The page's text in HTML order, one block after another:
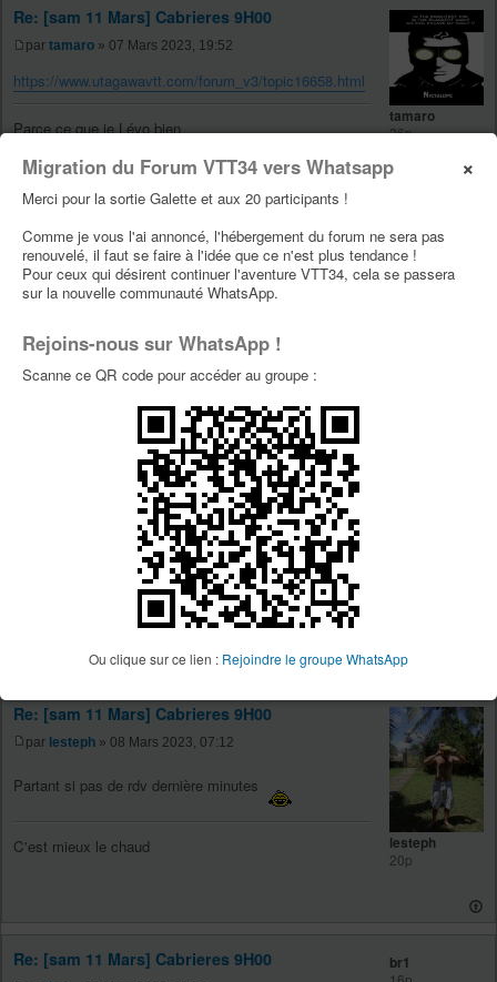
×
Migration du Forum VTT34 vers Whatsapp
Merci pour la sortie Galette et aux 20 participants !
Comme je vous l'ai annoncé, l'hébergement du forum ne sera pas
renouvelé, il faut se faire à l'idée que ce n'est plus tendance !
Pour ceux qui désirent continuer l'aventure VTT34, cela se passera
sur la nouvelle communauté WhatsApp.
Rejoins-nous sur WhatsApp !
Scanne ce QR code pour accéder au groupe :
Ou clique sur ce lien : Rejoindre le groupe WhatsApp
Re: [sam 11 Mars] Cabrieres 9H00
par tamaro » 07 Mars 2023, 19:52
https://www.utagawavtt.com/forum_v3/topic16658.html
Parce ce que je Lévo bien
tamaro
26p
Re: [sam 11 Mars] Cabrieres 9H00
parTOFEUF » 07 Mars 2023, 20:10
Roohh ça me donne envie surtout que lundi je viens sur
Re: [sam 11 Mars] Cabrieres 9H00
» 07 Mars 2023, 21:17
tamaro a écrit :
https://www.utagawavtt.com/forum_v3/topic16658.html
Oui c est celle là au programme.
« Celui qui sait profiter du moment, c'est là l'homme
Re: [sam 11 Mars] Cabrieres 9H00
par lesteph » 08 Mars 2023, 07:12
Partant si pas de rdv dernière minutes
C'est mieux le chaud lesteph
20p
Re: [sam 11 Mars] Cabrieres 9H00 br1